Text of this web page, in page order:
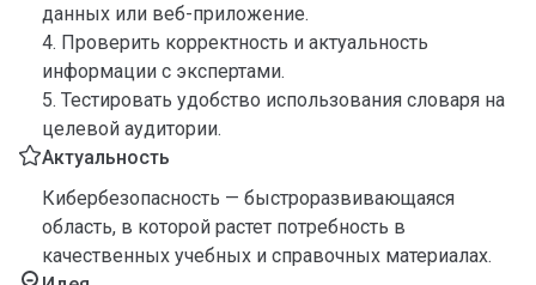
данных или веб-приложение.
4. Проверить корректность и актуальность
информации с экспертами.
5. Тестировать удобство использования словаря на
целевой аудитории.
Актуальность
Кибербезопасность — быстроразвивающаяся
область, в которой растет потребность в
качественных учебных и справочных материалах.